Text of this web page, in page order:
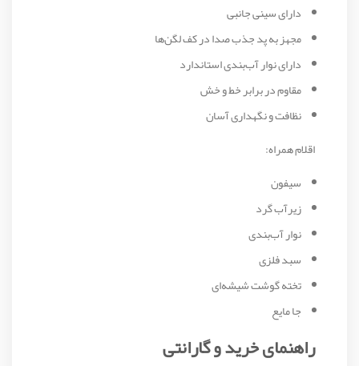
دارای سینی جانبی
مجهز به پد جذب صدا در کف لگن‌ها
دارای نوار آب‌بندی استاندارد
مقاوم در برابر خط و خش
نظافت و نگهداری آسان
اقلام همراه:
سیفون
زیرآب گرد
نوار آب‌بندی
سبد فلزی
تخته گوشت شیشه‌ای
جا مایع
راهنمای خرید و گارانتی